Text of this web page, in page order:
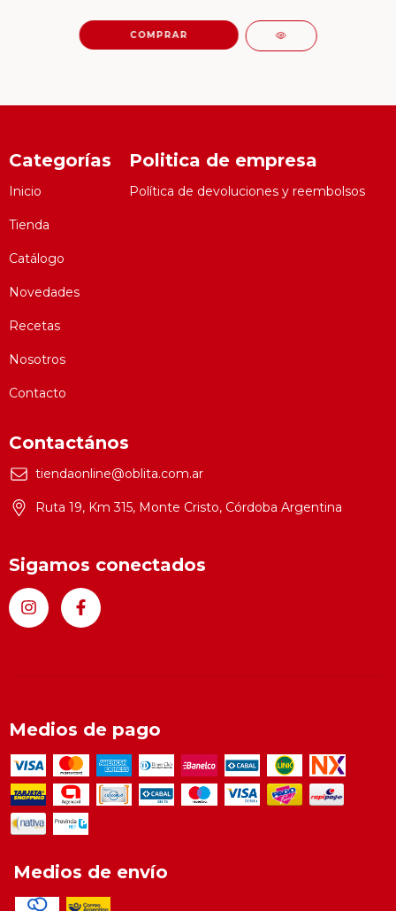
Categorías
Inicio
Tienda
Catálogo
Novedades
Recetas
Nosotros
Contacto
Politica de empresa
Política de devoluciones y reembolsos
Contactános
tiendaonline@oblita.com.ar
Ruta 19, Km 315, Monte Cristo, Córdoba Argentina
Sigamos conectados
Medios de pago
Medios de envío